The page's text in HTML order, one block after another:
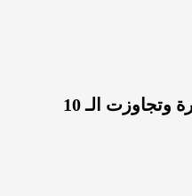
ولاتزال عملية الإنقاذ مستمرة وتجاوزت الـ 10